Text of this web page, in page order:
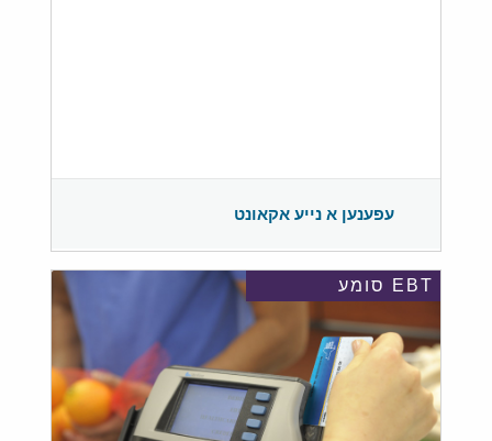
עפענען א נייע אקאונט
EBT סומע